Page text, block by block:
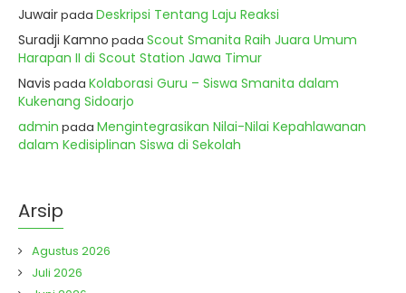
Juwairpada Deskripsi Tentang Laju Reaksi
Suradji Kamno pada Scout Smanita Raih Juara Umum
Harapan II di Scout Station Jawa Timur
Navis pada Kolaborasi Guru – Siswa Smanita dalam
Kukenang Sidoarjo
admin pada Mengintegrasikan Nilai-Nilai Kepahlawanan
dalam Kedisiplinan Siswa di Sekolah
Arsip
Agustus 2026
Juli 2026